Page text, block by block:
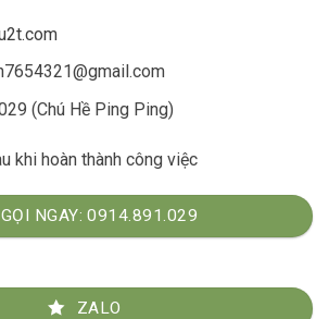
(Chú Hề Ping Ping)
khi hoàn thành công việc
GỌI NGAY: 0914.891.029
ZALO